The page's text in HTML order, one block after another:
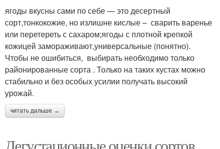
ягоды вкусны сами по себе — это десертный
сорт,тонкокожие, но излишне кислые – сварить варенье
или перетереть с сахаром;ягоды с плотной крепкой
кожицей замораживают,универсальные (понятно).
Чтобы не ошибиться, выбирать необходимо только
районированные сорта . Только на таких кустах можно
стабильно и без особых усилии получать высокий
урожай.
читать дальше →